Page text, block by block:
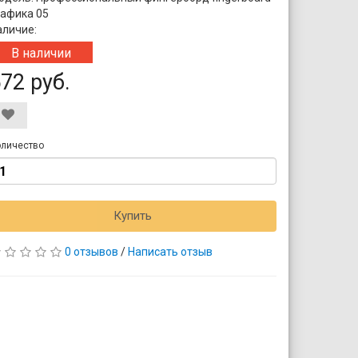
05
В наличии
руб.
Купить
0 отзывов / Написать отзыв